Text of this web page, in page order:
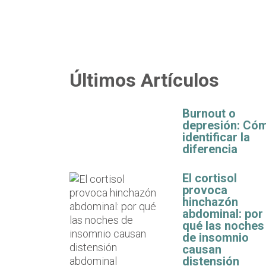
Últimos Artículos
Burnout o
depresión:
identificar la
diferencia
El cortisol
provoca
hinchazón
abdominal: por
qué las noches
de insomnio
causan
distensión